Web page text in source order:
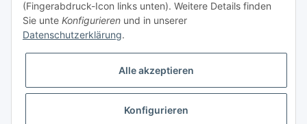
Gesetzliche Informationen
(Fingerabdruck-Icon links unten). Weitere Details finden
Sie unte Konfigurieren und in unserer
Datenschutzerklärung.
Alle akzeptieren
Konfigurieren